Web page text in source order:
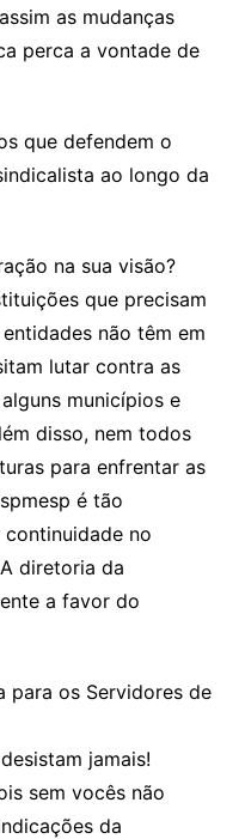
as mudanças
perca a vontade de
que defendem o
ao longo da
na sua visão?
que precisam
não têm em
lutar contra as
municípios e
disso, nem todos
para enfrentar as
é tão
no
diretoria da
a favor do
para os Servidores de
jamais!
sem vocês não
da